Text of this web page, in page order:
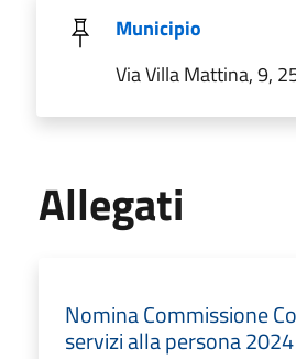
Municipio
Via Villa Mattina, 9,
Allegati
Nomina Commissione
servizi alla persona 2024